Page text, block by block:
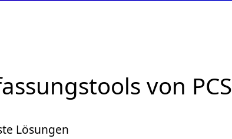
von PCS
Lösungen